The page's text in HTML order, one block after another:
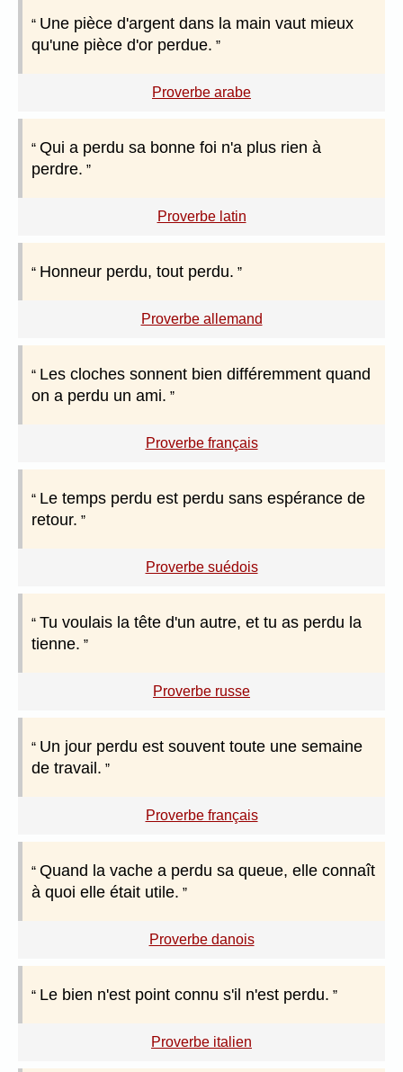
Une pièce d'argent dans la main vaut mieux
qu'une pièce d'or perdue.
Proverbe arabe
Qui a perdu sa bonne foi n'a plus rien à
perdre.
Proverbe latin
Honneur perdu, tout perdu.
Proverbe allemand
Les cloches sonnent bien différemment quand
on a perdu un ami.
Proverbe français
Le temps perdu est perdu sans espérance de
retour.
Proverbe suédois
Tu voulais la tête d'un autre, et tu as perdu la
tienne.
Proverbe russe
Un jour perdu est souvent toute une semaine
de travail.
Proverbe français
Quand la vache a perdu sa queue, elle connaît
à quoi elle était utile.
Proverbe danois
Le bien n'est point connu s'il n'est perdu.
Proverbe italien